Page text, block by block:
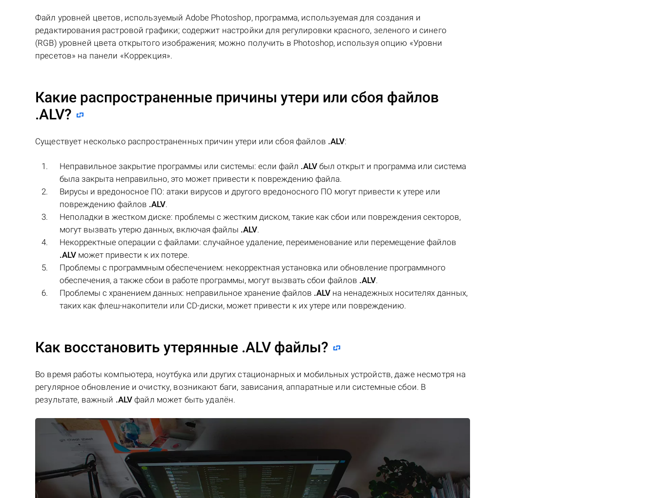
Файл уровней цветов, используемый Adobe Photoshop, программа, используемая для создания и
редактирования растровой графики; содержит настройки для регулировки красного, зеленого и синего
(RGB) уровней цвета открытого изображения; можно получить в Photoshop, используя опцию «Уровни
пресетов» на панели «Коррекция».
Какие распространенные причины утери или сбоя файлов
.ALV?
Существует несколько распространенных причин утери или сбоя файлов .ALV:
Неправильное закрытие программы или системы: если файл .ALV был открыт и программа или система
была закрыта неправильно, это может привести к повреждению файла.
Вирусы и вредоносное ПО: атаки вирусов и другого вредоносного ПО могут привести к утере или
повреждению файлов .ALV.
Неполадки в жестком диске: проблемы с жестким диском, такие как сбои или повреждения секторов,
могут вызвать утерю данных, включая файлы .ALV.
Некорректные операции с файлами: случайное удаление, переименование или перемещение файлов
.ALV может привести к их потере.
Проблемы с программным обеспечением: некорректная установка или обновление программного
обеспечения, а также сбои в работе программы, могут вызвать сбои файлов .ALV.
Проблемы с хранением данных: неправильное хранение файлов .ALV на ненадежных носителях данных,
таких как флеш-накопители или CD-диски, может привести к их утере или повреждению.
Как восстановить утерянные .ALV файлы?
Во время работы компьютера, ноутбука или других стационарных и мобильных устройств, даже несмотря на
регулярное обновление и очистку, возникают баги, зависания, аппаратные или системные сбои. В
результате, важный .ALV файл может быть удалён.